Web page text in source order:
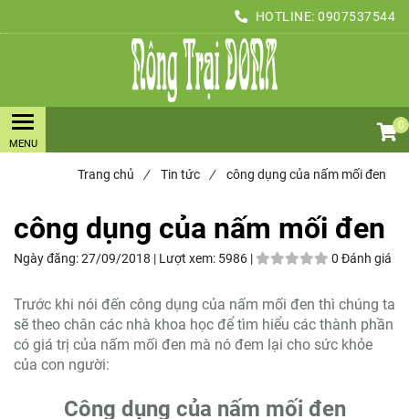
HOTLINE: 0907537544
0
Trang chủ / Tin tức / công dụng của nấm mối đen
công dụng của nấm mối đen
Ngày đăng:27/09/2018 | Lượt xem: 5986 | 0 Đánh giá
Trước khi nói đến công dụng của nấm mối đen thì chúng ta
sẽ theo chân các nhà khoa học để tìm hiểu các thành phần
có giá trị của nấm mối đen mà nó đem lại cho sức khỏe
của con người:
Công dụng của nấm mối đen